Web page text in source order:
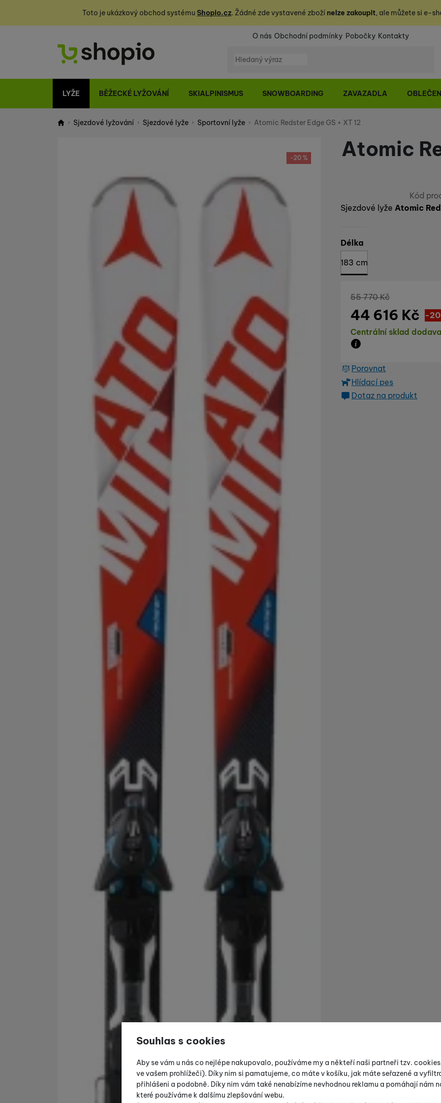
Souhlas s cookies
Aby se vám u nás co nejlépe nakupovalo, používáme my a někteří naši partneři tzv.
ve vašem prohlížeči). Díky nim si pamatujeme, co máte v košíku, jak máte seřazené a
přihlášeni a podobně. Díky nim vám také nenabízíme nevhodnou reklamu a pomáhají nám
které používáme k dalšímu zlepšování webu.
Toto je ukázkový obchod systému Shopio.cz. Žádné zde vystavené zboží nelze zakoupit, ale můžete si e-
O nás Obchodní podmínky Pobočky Kontakty
Vyhledávání
LYŽE BĚŽECKÉ LYŽOVÁNÍ SKIALPINISMUS SNOWBOARDING ZAVAZADLA
Sjezdové lyžování Sjezdové lyže Sportovní lyže Atomic Redster Edge GS + XT 12
Atomic
Kód
Sjezdové lyže Atomic
Vyberte variantu
Délka
183 cm
Dostupnost
Centrální sklad
Původní cena
55 770Kč
11
(
-20
44 616 Kč
Porovnat
Hlídací pes
Dotaz na produkt
-20 %